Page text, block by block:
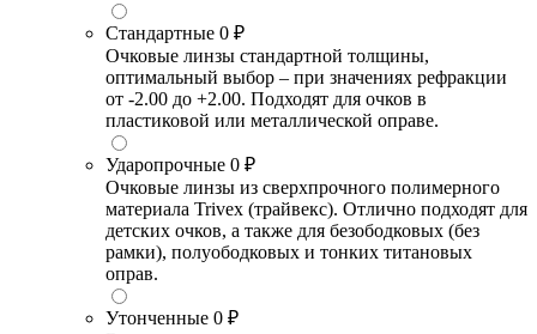
Стандартные 0 ₽
Очковые линзы стандартной толщины,
оптимальный выбор – при значениях рефракции
от -2.00 до +2.00. Подходят для очков в
пластиковой или металлической оправе.
Ударопрочные 0 ₽
Очковые линзы из сверхпрочного полимерного
материала Trivex (трайвекс). Отлично подходят для
детских очков, а также для безободковых (без
рамки), полуободковых и тонких титановых
оправ.
Утонченные 0 ₽